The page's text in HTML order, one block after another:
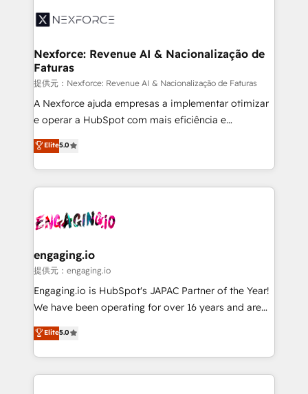
Implementation & Migration Onboarding across all
Station, Freshdesk, Intercom, and more. Custom
objects, automations, and integrations built for
growth. 🚀 AI-Driven GTM Orchestration Unify
HubSpot with LinkedIn, WhatsApp, email, paid
media, and AI voice to drive pipeline. 🤖 AI Custom
prospecting, follow-ups, service triage, and
knowledge retrieval—built in HubSpot. ⚡ Fast-Track
advanced optimization & adoption 📍 São Paulo, BR
• Des Moines, IA • New York, NY
Nexforce: Revenue AI & Nacionalização de
Faturas
提供元：Nexforce: Revenue AI & Nacionalização de Faturas
A Nexforce ajuda empresas a implementar otimizar
e operar a HubSpot com mais eficiência e
previsibilidade de receita. Combinamos Revenue
Operations (RevOps) e Inteligência Artificial para
estruturar processos integrar sistemas organizar
dados e automatizar operações. O objetivo é
operacional de receita conectando equipes
Também somos distribuidores oficiais da HubSpot
e de mais de 150 softwares globais permitindo
contratar e pagar a HubSpot em reais com nota
fiscal no Brasil e gerar economia de até 50% na
Oferecemos ainda agentes de IA especializados em
HubSpot que automatizam tarefas executam rotinas
Elite5.0
engaging.io
提供元：engaging.io
Engaging.io is HubSpot's JAPAC Partner of the Year!
We have been operating for over 16 years and are
one of HubSpot's most experienced and technically
capable Agency Partners globally. We specialise in
complex CRM migrations, implementations,
integrations, custom CMS portal development,
Elite5.0